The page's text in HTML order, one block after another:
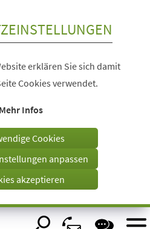
erklären Sie sich damit
Cookies verwendet.
Mehr Infos
Cookies
anpassen
akzeptieren